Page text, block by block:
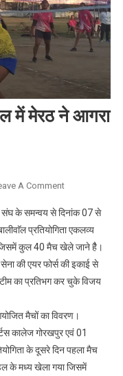
में मेरठ ने आगरा
A CommentOn
सब-
जूनियर
वालीबाल
में
मेरठ
आगरा
को
संघ के समन्वय से दिनांक 07 से
प्रतियोगिता एकलव्य
जिसमें कुल 40 मैच खेले जाने हैै।
की एयर फोर्स की इकाई से
टीम का प्रतिभग कर चुके विजय
मैचों का विवरण।
कालेज गोरखपुर एवं 01
के दूसरे दिन पहला मैच
के मध्य खेला गया जिसमें